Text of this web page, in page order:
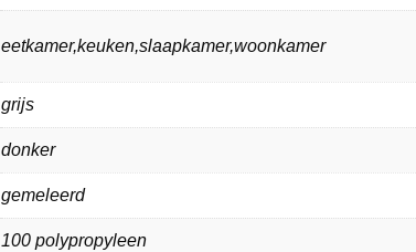
eetkamer,keuken,slaapkamer,woonkamer
grijs
donker
gemeleerd
100 polypropyleen